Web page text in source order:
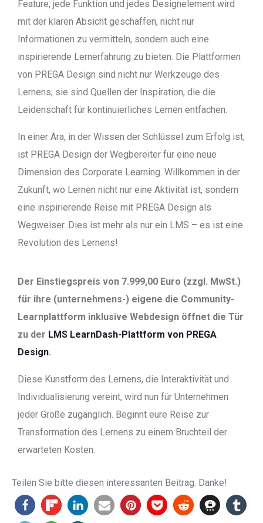
Feature, jede Funktion und jedes Designelement wird
mit der klaren Absicht geschaffen, nicht nur
Informationen zu vermitteln, sondern auch eine
inspirierende Lernerfahrung zu bieten. Die Plattformen
von PREGA Design sind nicht nur Werkzeuge des
Lernens; sie sind Quellen der Inspiration, die die
Leidenschaft für kontinuierliches Lernen entfachen.
In einer Ära, in der Wissen der Schlüssel zum Erfolg ist,
ist PREGA Design der Wegbereiter für eine neue
Dimension des Corporate Learning. Willkommen in der
Zukunft, wo Lernen nicht nur eine Aktivität ist, sondern
eine inspirierende Reise mit PREGA Design als
Wegweiser. Dies ist mehr als nur ein LMS – es ist eine
Revolution des Lernens!
Der Einstiegspreis von 7.999,00 Euro (zzgl. MwSt.)
für ihre (unternehmens-) eigene die Community-
Learnplattform inklusive Webdesign öffnet die Tür
zu der LMS LearnDash-Plattform von PREGA
Design.
Diese Kunstform des Lernens, die Interaktivität und
Individualisierung vereint, wird nun für Unternehmen
jeder Größe zugänglich. Beginnt eure Reise zur
Transformation des Lernens zu einem Bruchteil der
erwarteten Kosten.
Teilen Sie bitte diesen interessanten Beitrag. Danke!